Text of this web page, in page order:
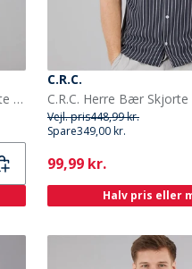
C.R.C. Herre Berry Tekstureret Skjorte Off White Offwhite
C.R.C.
C.R.C. Herre Bær
Vejl. pris448,99 kr.
Spare349,00 kr.
Current
99,99 kr.
Halv pris eller